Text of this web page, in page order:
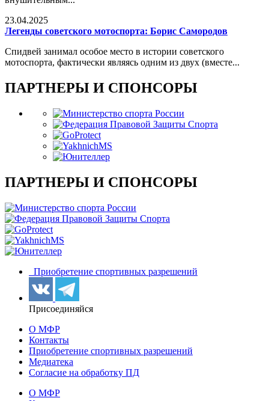
23.04.2025
Легенды советского мотоспорта: Борис Самородов
Спидвей занимал особое место в истории советского
мотоспорта, фактически являясь одним из двух (вместе...
ПАРТНЕРЫ И СПОНСОРЫ
ПАРТНЕРЫ И СПОНСОРЫ
Приобретение спортивных разрешений
Присоединяйся
О МФР
Контакты
Приобретение спортивных разрешений
Медиатека
Согласие на обработку ПД
О МФР